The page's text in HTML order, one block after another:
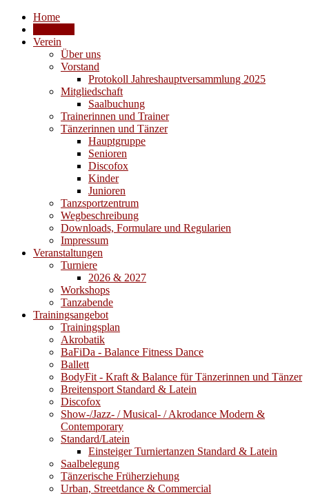
Home
Verein
Über uns
Vorstand
Protokoll Jahreshauptversammlung 2025
Mitgliedschaft
Saalbuchung
Trainerinnen und Trainer
Tänzerinnen und Tänzer
Hauptgruppe
Senioren
Discofox
Kinder
Junioren
Tanzsportzentrum
Wegbeschreibung
Downloads, Formulare und Regularien
Impressum
Veranstaltungen
Turniere
2026 & 2027
Workshops
Tanzabende
Trainingsangebot
Trainingsplan
Akrobatik
BaFiDa - Balance Fitness Dance
Ballett
BodyFit - Kraft & Balance für Tänzerinnen und Tänzer
Breitensport Standard & Latein
Discofox
Show-/Jazz- / Musical- / Akrodance Modern &
Contemporary
Standard/Latein
Einsteiger Turniertanzen Standard & Latein
Saalbelegung
Tänzerische Früherziehung
Urban, Streetdance & Commercial